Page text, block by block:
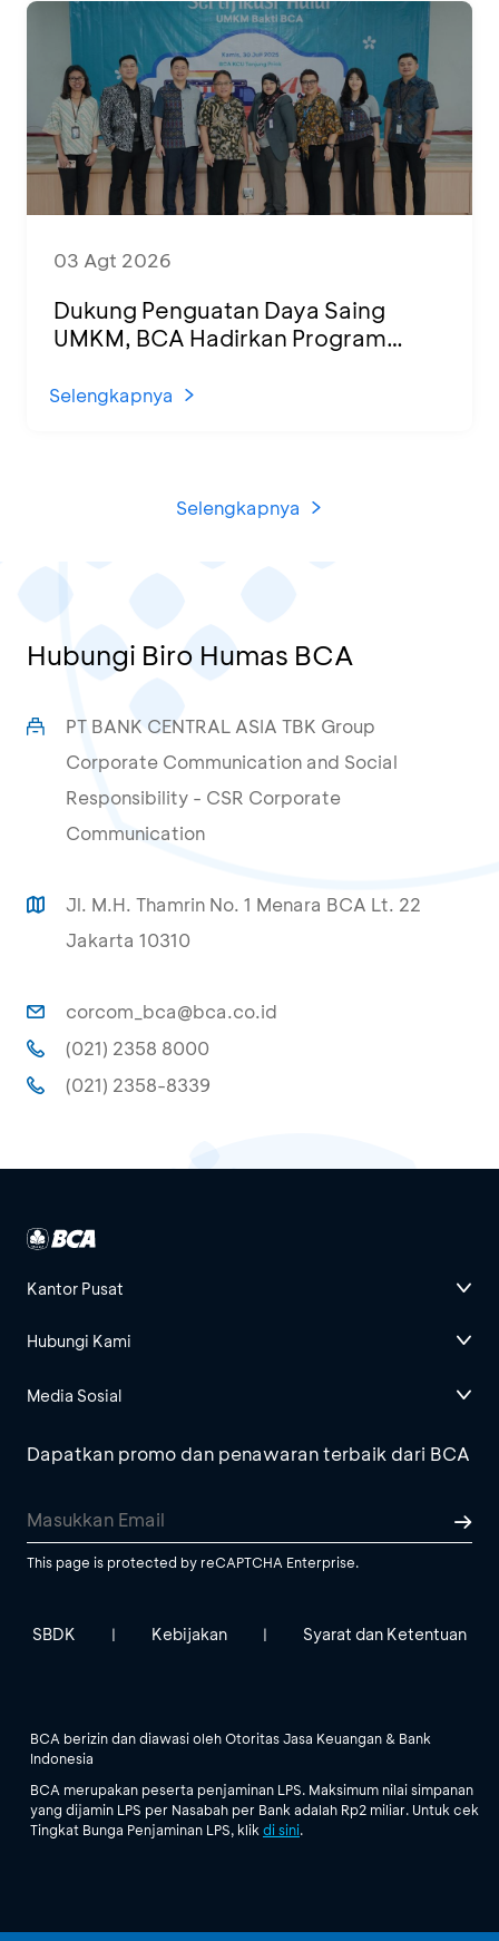
03 Agt 2026
Dukung Penguatan Daya Saing
UMKM, BCA Hadirkan Program
di KCU Tanjung Priok
Selengkapnya
Selengkapnya
Hubungi Biro Humas BCA
PT BANK CENTRAL ASIA TBK Group
Corporate Communication and Social
Responsibility - CSR Corporate
Communication
Jl. M.H. Thamrin No. 1 Menara BCA Lt. 22
Jakarta 10310
corcom_bca@bca.co.id
(021) 2358 8000
(021) 2358-8339
Kantor Pusat
Hubungi Kami
Media Sosial
Dapatkan promo dan penawaran terbaik dari BCA
This page is protected by reCAPTCHA Enterprise.
SBDK | Kebijakan | Syarat dan Ketentuan
BCA berizin dan diawasi oleh Otoritas Jasa Keuangan & Bank
Indonesia
BCA merupakan peserta penjaminan LPS. Maksimum nilai simpanan
yang dijamin LPS per Nasabah per Bank adalah Rp2 miliar. Untuk cek
Tingkat Bunga Penjaminan LPS, klik di sini.